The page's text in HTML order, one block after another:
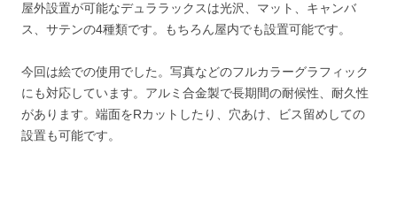
屋外設置が可能なデュララックスは光沢、マット、キャンバ
ス、サテンの4種類です。もちろん屋内でも設置可能です。
今回は絵での使用でした。写真などのフルカラーグラフィック
にも対応しています。アルミ合金製で長期間の耐候性、耐久性
があります。端面をRカットしたり、穴あけ、ビス留めしての
設置も可能です。